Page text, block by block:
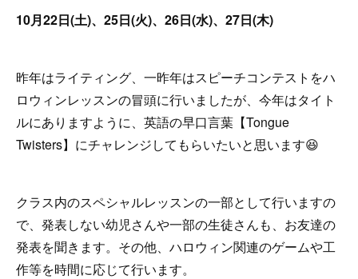
10月22日(土)、25日(火)、26日(水)、27日(木)
昨年はライティング、一昨年はスピーチコンテストをハ
ロウィンレッスンの冒頭に行いましたが、今年はタイト
ルにありますように、英語の早口言葉【Tongue
Twisters】にチャレンジしてもらいたいと思います😆
クラス内のスペシャルレッスンの一部として行いますの
で、発表しない幼児さんや一部の生徒さんも、お友達の
発表を聞きます。その他、ハロウィン関連のゲームや工
作等を時間に応じて行います。